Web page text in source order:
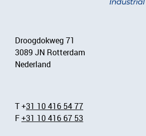
Droogdokweg 71
3089 JN Rotterdam
Nederland
T +31 10 416 54 77
F+31 10 416 67 53